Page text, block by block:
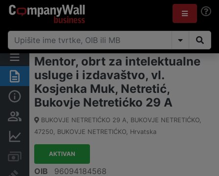
Sažetak
Osnovne informacije
Osobe i vlasništvo
Financijski podaci
Računi i blokade
Mentor, obrt za intelektualne
usluge i izdavaštvo, vl.
Kosjenka Muk, Netretić,
Bukovje Netretićko 29 A
BUKOVJE NETRETIĆKO 29 A, BUKOVJE NETRETIĆKO,
47250, BUKOVJE NETRETIĆKO, Hrvatska
AKTIVAN
OIB
96094184568